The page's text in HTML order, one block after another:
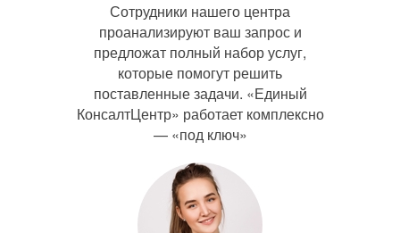
Сотрудники нашего центра
проанализируют ваш запрос и
предложат полный набор услуг,
которые помогут решить
поставленные задачи. «Единый
КонсалтЦентр» работает комплексно
— «под ключ»